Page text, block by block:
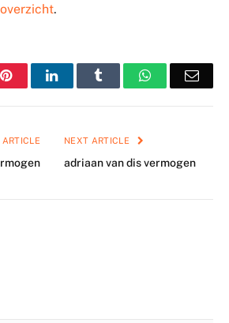
overzicht.
PinterestLinkedIn Tumblr WhatsApp
ARTICLE NEXT ARTICLE
adriaan van dis vermogen